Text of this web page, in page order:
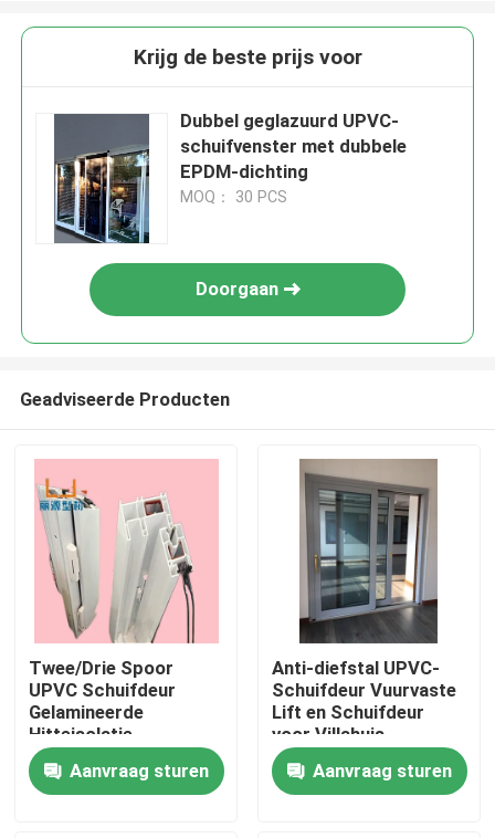
Huis
Producten
Krijg de beste prijs voor
Dubbel geglazuurd UPVC-
schuifvenster met dubbele
EPDM-dichting
MOQ： 30 PCS
Doorgaan
Geadviseerde Producten
Twee/Drie Spoor
UPVC Schuifdeur
Gelamineerde
Hitteisolatie
Aanvraag sturen
Anti-diefstal UPVC-
Schuifdeur Vuurvaste
Lift en Schuifdeur
voor Villahuis
Aanvraag sturen